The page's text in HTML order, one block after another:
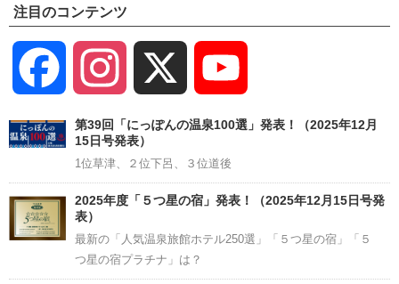
注目のコンテンツ
Facebook Instagram
Channel
第39回「にっぽんの温泉100選」発表！（2025年12月
15日号発表）
1位草津、２位下呂、３位道後
2025年度「５つ星の宿」発表！（2025年12月15日号発
表）
最新の「人気温泉旅館ホテル250選」「５つ星の宿」「５
つ星の宿プラチナ」は？